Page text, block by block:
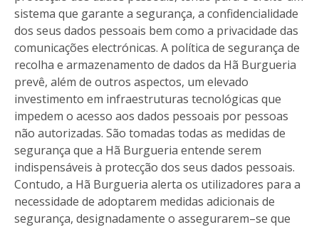
sistema que garante a segurança, a confidencialidade
dos seus dados pessoais bem como a privacidade das
comunicações electrónicas. A política de segurança de
recolha e armazenamento de dados da Hã Burgueria
prevê, além de outros aspectos, um elevado
investimento em infraestruturas tecnológicas que
impedem o acesso aos dados pessoais por pessoas
não autorizadas. São tomadas todas as medidas de
segurança que a Hã Burgueria entende serem
indispensáveis à protecção dos seus dados pessoais.
Contudo, a Hã Burgueria alerta os utilizadores para a
necessidade de adoptarem medidas adicionais de
segurança, designadamente o assegurarem–se que